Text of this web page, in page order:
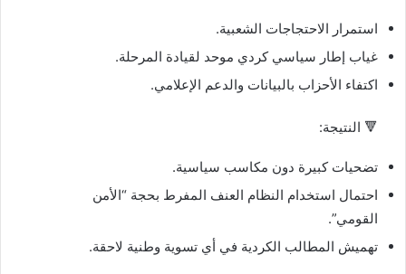
استمرار الاحتجاجات الشعبية.
غياب إطار سياسي كردي موحد لقيادة المرحلة.
اكتفاء الأحزاب بالبيانات والدعم الإعلامي.
🔻 النتيجة:
تضحيات كبيرة دون مكاسب سياسية.
احتمال استخدام النظام العنف المفرط بحجة “الأمن
القومي”.
تهميش المطالب الكردية في أي تسوية وطنية لاحقة.